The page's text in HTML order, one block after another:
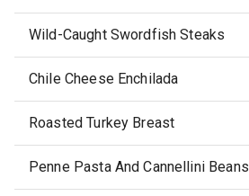
Wild-Caught Swordfish Steaks
Chile Cheese Enchilada
Roasted Turkey Breast
Penne Pasta And Cannellini Beans